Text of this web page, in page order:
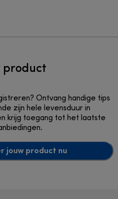
product
Ontvang handige tips
zijn hele levensduur in
krijg toegang tot het laatste
jouw product nu